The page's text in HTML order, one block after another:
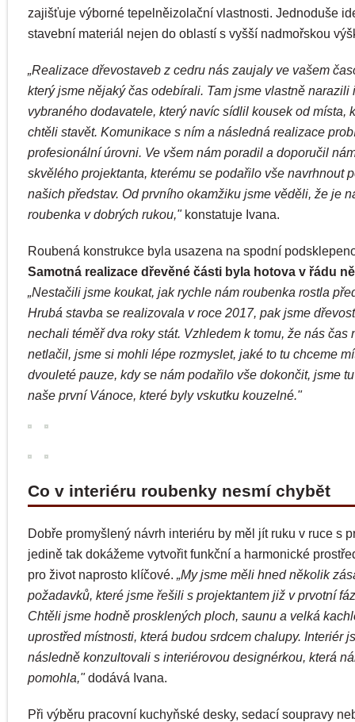
zajišťuje výborné tepelněizolační vlastnosti. Jednoduše
stavební materiál nejen do oblastí s vyšší nadmořskou
„Realizace dřevostaveb z cedru nás zaujaly ve vašem
který jsme nějaký čas odebírali. Tam jsme vlastně narazili
vybraného dodavatele, který navíc sídlil kousek od místa,
chtěli stavět. Komunikace s ním a následná realizace
profesionální úrovni. Ve všem nám poradil a doporučil
skvělého projektanta, kterému se podařilo vše navrhnout
našich představ. Od prvního okamžiku jsme věděli, že je
roubenka v dobrých rukou,"konstatuje Ivana.
Roubená konstrukce byla usazena na spodní
Samotná realizace dřevěné části byla hotova v řádu
„Nestačili jsme koukat, jak rychle nám roubenka rostla
Hrubá stavba se realizovala v roce 2017, pak jsme
nechali téměř dva roky stát. Vzhledem k tomu, že nás čas
netlačil, jsme si mohli lépe rozmyslet, jaké to tu chceme
dvouleté pauze, kdy se nám podařilo vše dokončit, jsme
naše první Vánoce, které byly vskutku kouzelné."
Co v interiéru roubenky nesmí chybět
Dobře promyšlený návrh interiéru by měl jít ruku v ruce s
jedině tak dokážeme vytvořit funkční a harmonické
pro život naprosto klíčové. „My jsme měli hned několik
požadavků, které jsme řešili s projektantem již v prvotní
Chtěli jsme hodně prosklených ploch, saunu a velká
uprostřed místnosti, která budou srdcem chalupy. Interiér
následně konzultovali s interiérovou designérkou, která
pomohla,"dodává Ivana.
Při výběru pracovní kuchyňské desky, sedací soupravy